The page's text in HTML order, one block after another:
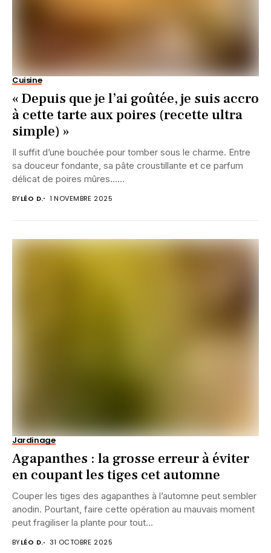
Cuisine
« Depuis que je l’ai goûtée, je suis accro
à cette tarte aux poires (recette ultra
simple) »
Il suffit d’une bouchée pour tomber sous le charme. Entre
sa douceur fondante, sa pâte croustillante et ce parfum
délicat de poires mûres…...
BYLÉO D. 1 NOVEMBRE 2025
Jardinage
Agapanthes : la grosse erreur à éviter
en coupant les tiges cet automne
Couper les tiges des agapanthes à l’automne peut sembler
anodin. Pourtant, faire cette opération au mauvais moment
peut fragiliser la plante pour tout...
BYLÉO D. 31 OCTOBRE 2025